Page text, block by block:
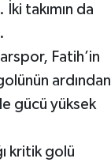
takımın da
Fatih’in
ardından
gücü yüksek
kritik golü